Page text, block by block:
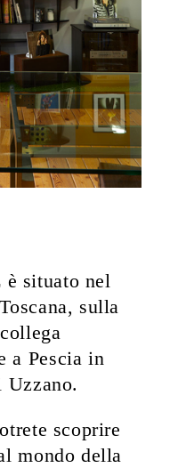
situato nel
sulla
a Pescia in
scoprire
mondo della